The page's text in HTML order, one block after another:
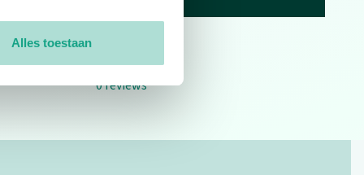
Alles toestaan
0reviews